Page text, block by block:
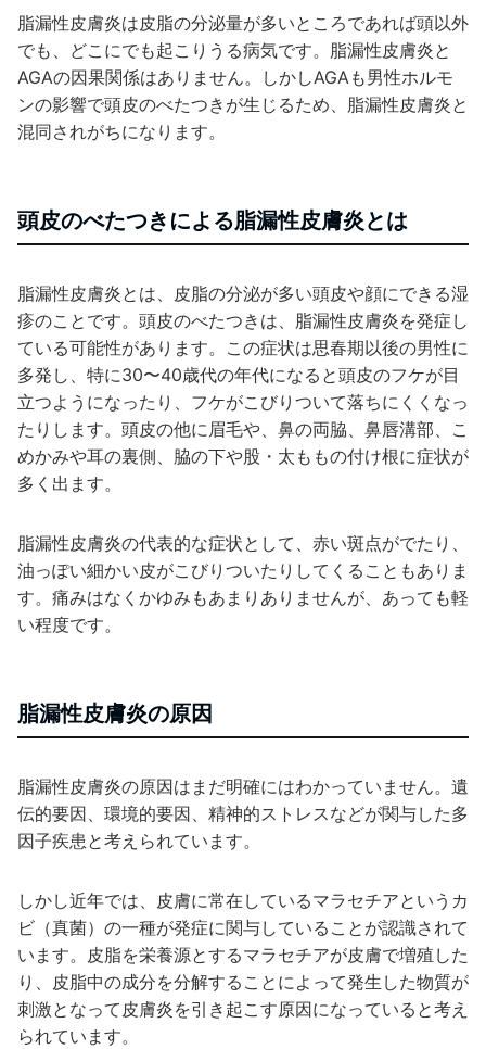
脂漏性皮膚炎は皮脂の分泌量が多いところであれば頭以外
でも、どこにでも起こりうる病気です。脂漏性皮膚炎と
AGAの因果関係はありません。しかしAGAも男性ホルモ
ンの影響で頭皮のべたつきが生じるため、脂漏性皮膚炎と
混同されがちになります。
頭皮のべたつきによる脂漏性皮膚炎とは
脂漏性皮膚炎とは、皮脂の分泌が多い頭皮や顔にできる湿
疹のことです。頭皮のべたつきは、脂漏性皮膚炎を発症し
ている可能性があります。この症状は思春期以後の男性に
多発し、特に30〜40歳代の年代になると頭皮のフケが目
立つようになったり、フケがこびりついて落ちにくくなっ
たりします。頭皮の他に眉毛や、鼻の両脇、鼻唇溝部、こ
めかみや耳の裏側、脇の下や股・太ももの付け根に症状が
多く出ます。
脂漏性皮膚炎の代表的な症状として、赤い斑点がでたり、
油っぽい細かい皮がこびりついたりしてくることもありま
す。痛みはなくかゆみもあまりありませんが、あっても軽
い程度です。
脂漏性皮膚炎の原因
脂漏性皮膚炎の原因はまだ明確にはわかっていません。遺
伝的要因、環境的要因、精神的ストレスなどが関与した多
因子疾患と考えられています。
しかし近年では、皮膚に常在しているマラセチアというカ
ビ（真菌）の一種が発症に関与していることが認識されて
います。皮脂を栄養源とするマラセチアが皮膚で増殖した
り、皮脂中の成分を分解することによって発生した物質が
刺激となって皮膚炎を引き起こす原因になっていると考え
られています。